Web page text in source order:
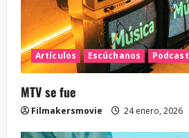
Artículos Escúchanos Podcast
MTV se fue
Filmakersmovie 24 enero, 2026